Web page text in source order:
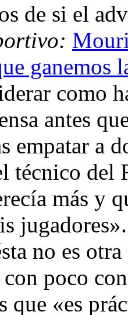
de si el
ganemos
como
antes
empatar a
técnico
más y
no es
poco
que «es